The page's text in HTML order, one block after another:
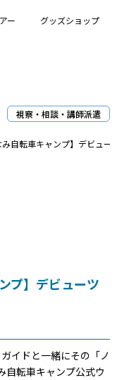
ー グッズショップ
視察・相談・講師派遣
自転車キャンプ】デビュー
プ】デビューツ
イドと一緒にその「ノ
自転車キャンプ公式ウ